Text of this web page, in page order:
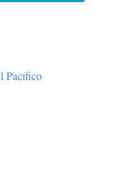
Pacífico